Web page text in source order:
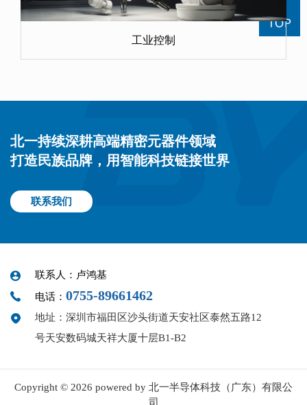
工业控制
北一持续深耕高端精密元器件领域
打造民族品牌，用智能科技链接世界
联系我们
联系人：卢鸿基
电话： 0755-89661462
地址：深圳市福田区沙头街道天安社区泰然五路12
号天安数码城天祥大厦十层B1-B2
Copyright © 2026 powered by 北一半导体科技（广东）有限公
司